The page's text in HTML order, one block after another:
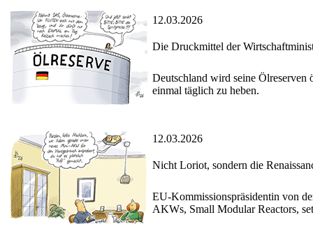
12.03.2026
Die Druckmittel der
Deutschland wird seine Ölreserven
einmal täglich zu heben.
12.03.2026
Nicht Loriot, sondern die
EU-Kommissionspräsidentin von
AKWs, Small Modular Reactors,